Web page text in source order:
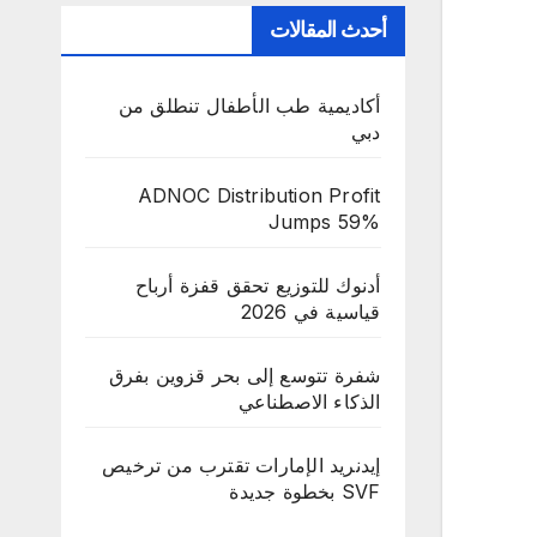
أحدث المقالات
أكاديمية طب الأطفال تنطلق من
دبي
ADNOC Distribution Profit
Jumps 59%
أدنوك للتوزيع تحقق قفزة أرباح
قياسية في 2026
شفرة تتوسع إلى بحر قزوين بفرق
الذكاء الاصطناعي
إيدنريد الإمارات تقترب من ترخيص
SVF بخطوة جديدة